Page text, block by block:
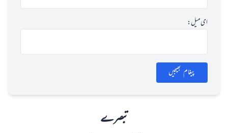
ای میل:
پیغام بھیجیں
تبصرے